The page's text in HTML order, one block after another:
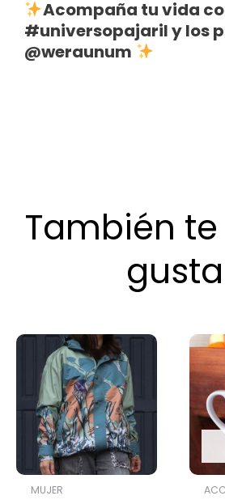
Acompaña tu vida
#universopajarily los
@weraunum
También
MUJER